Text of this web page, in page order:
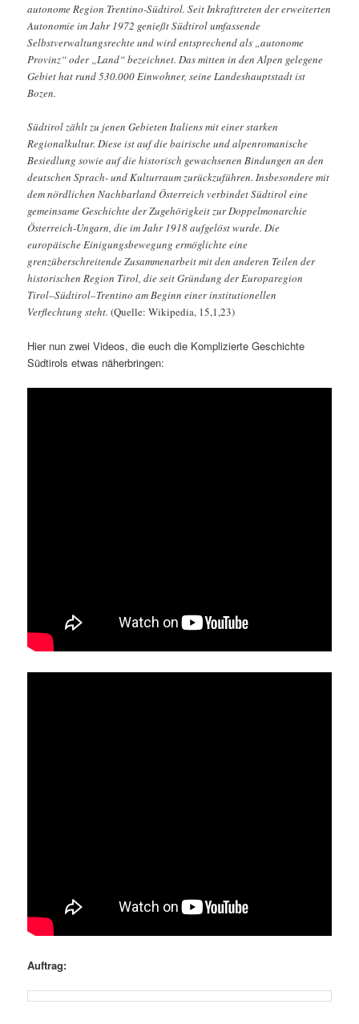
autonome Region Trentino-Südtirol. Seit Inkrafttreten der erweiterten
Autonomie im Jahr 1972 genießt Südtirol umfassende
Selbstverwaltungsrechte und wird entsprechend als „autonome
Provinz“ oder „Land“ bezeichnet. Das mitten in den Alpen gelegene
Gebiet hat rund 530.000 Einwohner, seine Landeshauptstadt ist
Bozen.
Südtirol zählt zu jenen Gebieten Italiens mit einer starken
Regionalkultur. Diese ist auf die bairische und alpenromanische
Besiedlung sowie auf die historisch gewachsenen Bindungen an den
deutschen Sprach- und Kulturraum zurückzuführen. Insbesondere mit
dem nördlichen Nachbarland Österreich verbindet Südtirol eine
gemeinsame Geschichte der Zugehörigkeit zur Doppelmonarchie
Österreich-Ungarn, die im Jahr 1918 aufgelöst wurde. Die
europäische Einigungsbewegung ermöglichte eine
grenzüberschreitende Zusammenarbeit mit den anderen Teilen der
historischen Region Tirol, die seit Gründung der Europaregion
Tirol–Südtirol–Trentino am Beginn einer institutionellen
Verflechtung steht.(Quelle: Wikipedia, 15,1,23)
Hier nun zwei Videos, die euch die Komplizierte Geschichte
Südtirols etwas näherbringen:
Auftrag: